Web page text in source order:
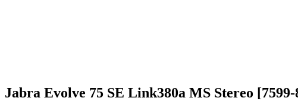
Jabra Evolve 75 SE Link380a MS Stereo